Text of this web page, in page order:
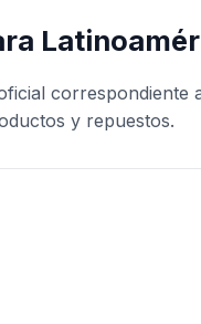
correspondiente
y repuestos.